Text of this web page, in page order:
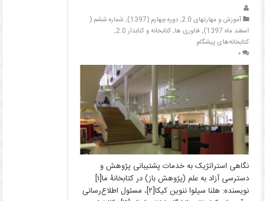
آموزش و مهارتهای 2.0 ,دوره چهارم (1397) , شماره ششم (
اسفند ماه 1397)
, فناوری ها,کتابخانه و کتابدار 2.0
,
کتابخانه‌های پیشگام
۰
نگاهی استراتژیک به خدمات پشتیبانی پژوهش و
دسترسی آزاد به علم (پژوهش باز) در کتابخانۀ ما[۱]
نویسنده: هلنا سیلوا ننوین کیکا[۲]، مسئول اطلاع‌رسانی